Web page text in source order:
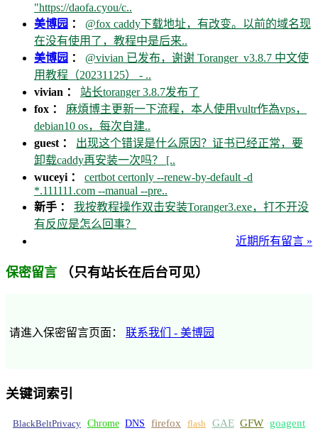
"https://daofa.cyou/c..
美博园 ： @fox caddy下载地址，有改变。以前的域名现
在没有使用了，教程中是后来..
美博园 ： @vivian 已发布，谢谢 Toranger_v3.8.7 中文使
用教程（20231125） - ..
vivian ： 站长toranger 3.8.7发布了
fox ： 麻煩博主更新一下流程，本人使用vultr作為vps，
debian10 os，每次自建..
guest ： 出现这个错误是什么原因？证书已经正常，要
卸载caddy再安装一次吗？ [..
wuceyi ： certbot certonly --renew-by-default -d
*.111111.com --manual --pre..
新手 ： 我按教程操作双击安装Toranger3.exe，打不开没
有反应是怎么回事？
近期所有留言 »
保密留言 （只有站长在后台可见）
请進入保密留言页面： 联系我们 - 美博园
关键词索引
BlackBeltPrivacy Chrome DNS firefox flash GAE GFW
goagent